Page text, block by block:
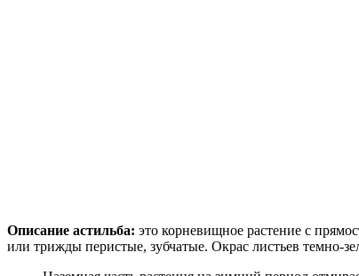
Описание астильба: это корневищное растение с
или трижды перистые, зубчатые. Окрас листьев темно-